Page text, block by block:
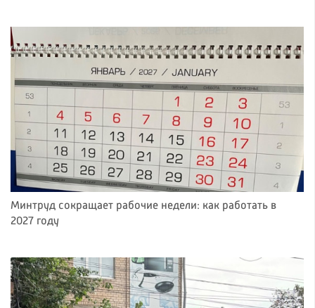
Минтруд сокращает рабочие недели: как работать в
2027 году